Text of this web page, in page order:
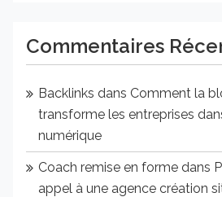
Commentaires
Backlinks dans Comment la
transforme les entreprises
numérique
Coach remise en forme dans
appel à une agence création